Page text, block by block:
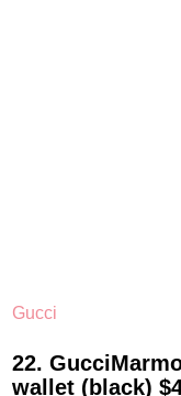
Gucci
22.
wallet (black)